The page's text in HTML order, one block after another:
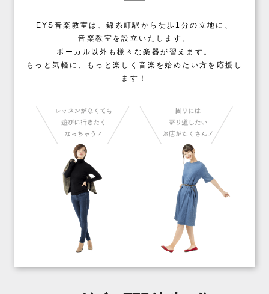
EYS音楽教室は、錦糸町駅から徒歩1分の立地に、
音楽教室を設立いたします。
ボーカル以外も様々な楽器が習えます。
もっと気軽に、もっと楽しく音楽を始めたい方を応援し
ます！